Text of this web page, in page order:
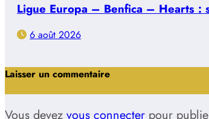
Ligue Europa – Benfica – Hearts :
6 août 2026
Laisser un commentaire
Vous devez vous connecter pour